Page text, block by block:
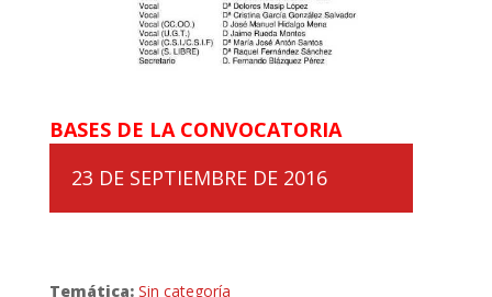
23 DE SEPTIEMBRE DE 2016
Temática: Sin categoría
BASES DE LA CONVOCATORIA